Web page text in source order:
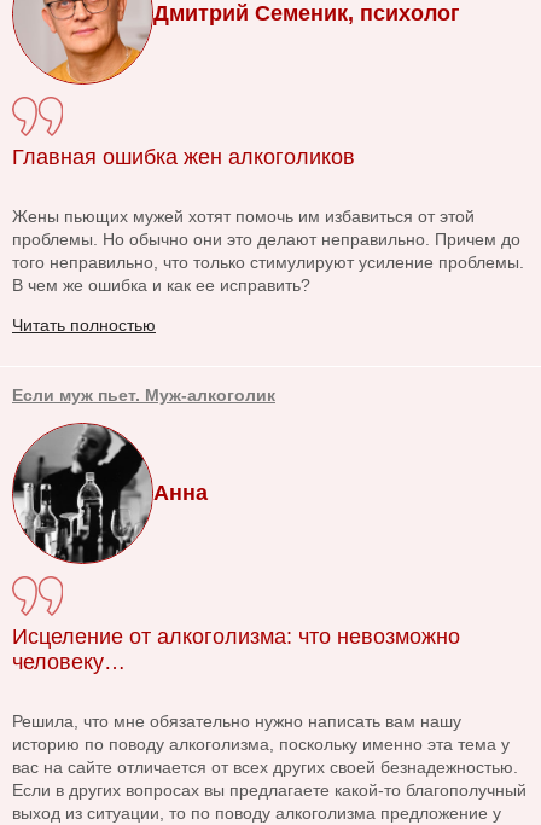
Дмитрий Семеник, психолог
Главная ошибка жен алкоголиков
Жены пьющих мужей хотят помочь им избавиться от этой
проблемы. Но обычно они это делают неправильно. Причем до
того неправильно, что только стимулируют усиление проблемы.
В чем же ошибка и как ее исправить?
Читать полностью
Если муж пьет. Муж-алкоголик
Анна
Исцеление от алкоголизма: что невозможно
человеку…
Решила, что мне обязательно нужно написать вам нашу
историю по поводу алкоголизма, поскольку именно эта тема у
вас на сайте отличается от всех других своей безнадежностью.
Если в других вопросах вы предлагаете какой-то благополучный
выход из ситуации, то по поводу алкоголизма предложение у